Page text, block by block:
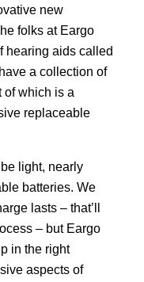
new
folks at Eargo
hearing aids called
a collection of
of which is a
replaceable
light, nearly
batteries. We
lasts – that’ll
– but Eargo
in the right
aspects of